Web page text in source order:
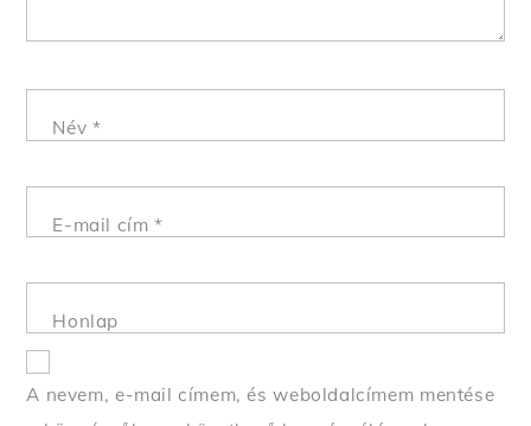
Név *
E-mail cím*
Honlap
A nevem, e-mail címem, és weboldalcímem mentése